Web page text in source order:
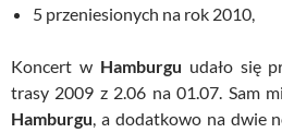
5 przeniesionych na rok 2010,
Koncert w Hamburgu udało się
trasy 2009 z 2.06 na 01.07. Sam
Hamburgu, a dodatkowo na dwie